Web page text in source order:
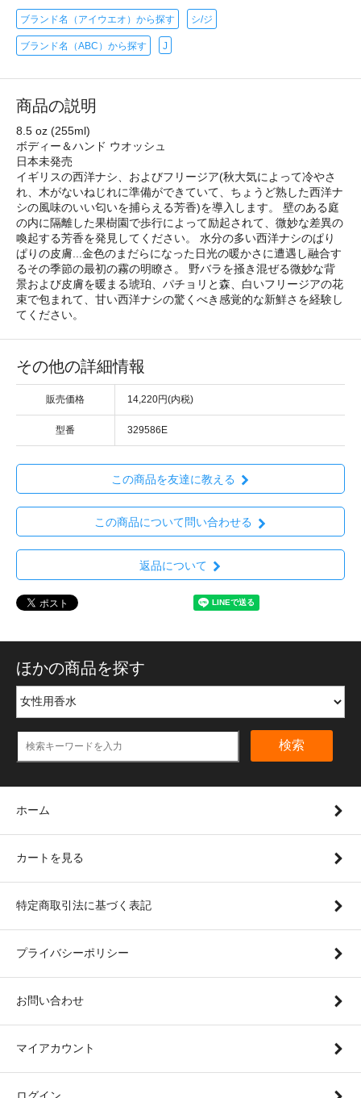
ブランド名（アイウエオ）から探す シ/ジ
ブランド名（ABC）から探す J
商品の説明
8.5 oz (255ml)
ボディー＆ハンド ウオッシュ
日本未発売
イギリスの西洋ナシ、およびフリージア(秋大気によって冷やさ
れ、木がないねじれに準備ができていて、ちょうど熟した西洋ナ
シの風味のいい匂いを捕らえる芳香)を導入します。 壁のある庭
の内に隔離した果樹園で歩行によって励起されて、微妙な差異の
喚起する芳香を発見してください。 水分の多い西洋ナシのぱり
ぱりの皮膚...金色のまだらになった日光の暖かさに遭遇し融合す
るその季節の最初の霧の明瞭さ。 野バラを掻き混ぜる微妙な背
景および皮膚を暖まる琥珀、パチョリと森、白いフリージアの花
束で包まれて、甘い西洋ナシの驚くべき感覚的な新鮮さを経験し
てください。
その他の詳細情報
販売価格 14,220円(内税)
型番 329586E
この商品を友達に教える
この商品について問い合わせる
返品について
ほかの商品を探す
検索
ホーム
カートを見る
特定商取引法に基づく表記
プライバシーポリシー
お問い合わせ
マイアカウント
ログイン